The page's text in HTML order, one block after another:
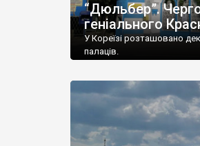
“Дюльбер”.
геніального
У Кореїзі розташовано
палаців.